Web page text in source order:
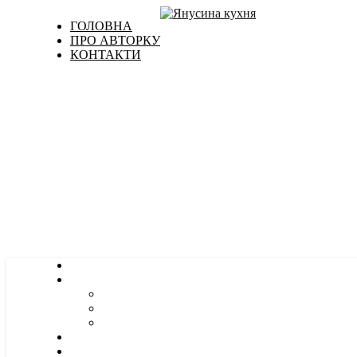
ГОЛОВНА
ПРО АВТОРКУ
КОНТАКТИ